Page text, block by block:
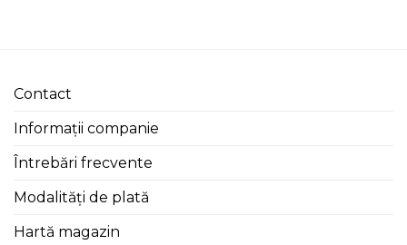
Contact
Informații companie
Întrebări frecvente
Modalități de plată
Hartă magazin